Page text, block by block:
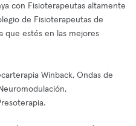
con Fisioterapeutas altamente
de Fisioterapeutas de
que estés en las mejores
Winback, Ondas de